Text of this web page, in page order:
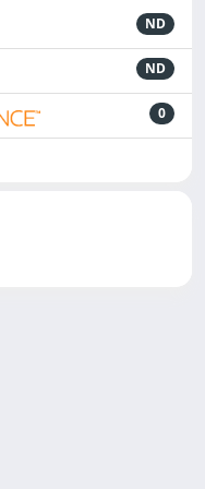
ND
ND
0